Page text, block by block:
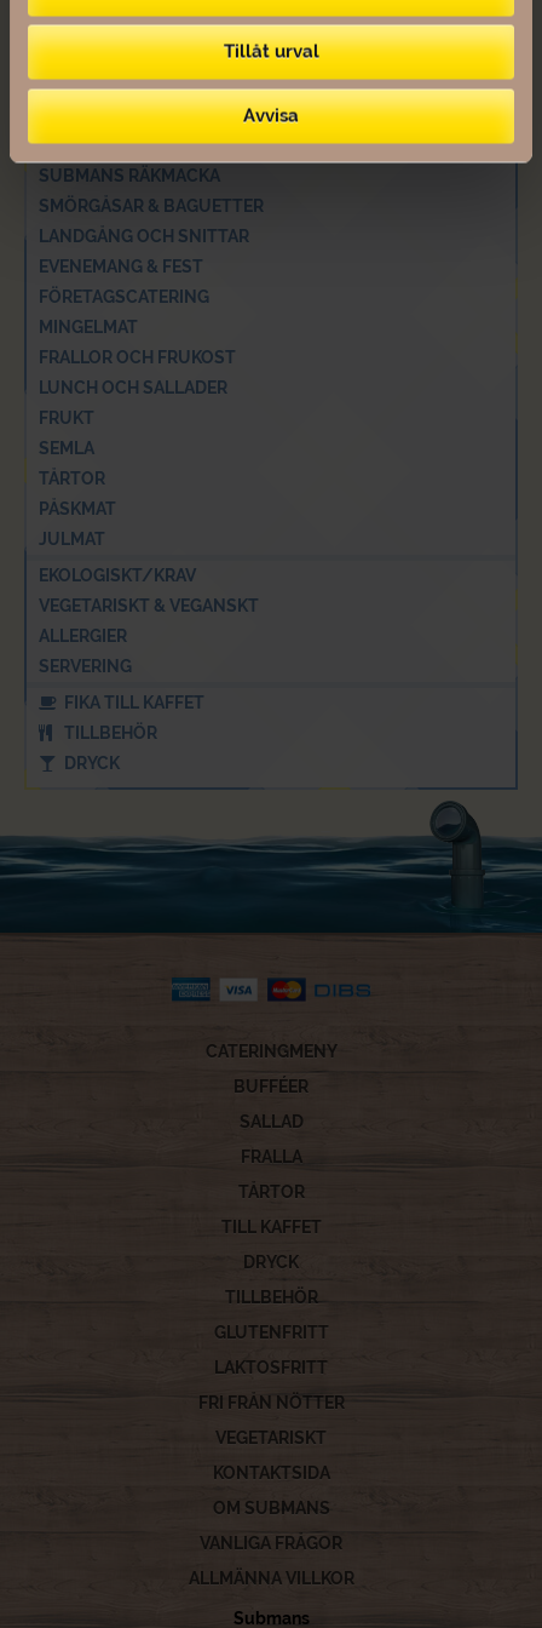
Tillåt urval
Avvisa
MENYFÖRSLAG
BUFFÉER
SALLAD
SMÖRGÅSTÅRTA
STUDENTCATERING
SUBMANS RÄKMACKA
SMÖRGÅSAR & BAGUETTER
LANDGÅNG OCH SNITTAR
EVENEMANG & FEST
FÖRETAGSCATERING
MINGELMAT
FRALLOR OCH FRUKOST
LUNCH OCH SALLADER
FRUKT
SEMLA
TÅRTOR
PÅSKMAT
JULMAT
EKOLOGISKT/KRAV
VEGETARISKT & VEGANSKT
ALLERGIER
SERVERING
FIKA TILL KAFFET
TILLBEHÖR
DRYCK
CATERINGMENY
BUFFÉER
SALLAD
FRALLA
TÅRTOR
TILL KAFFET
DRYCK
TILLBEHÖR
GLUTENFRITT
LAKTOSFRITT
FRI FRÅN NÖTTER
VEGETARISKT
KONTAKTSIDA
OM SUBMANS
VANLIGA FRÅGOR
ALLMÄNNA VILLKOR
Submans